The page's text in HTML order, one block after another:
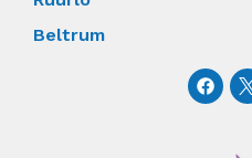
Beltrum
F
a
c